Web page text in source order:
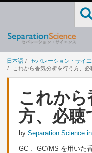
日本語
セパレーション・サイ
これから香気分析を行う方、必
これから
方、必聴
by Separation Science
GC 、GC/MS を用いた